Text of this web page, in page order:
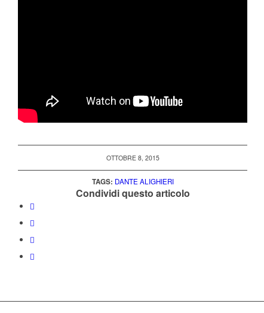
OTTOBRE 8, 2015
TAGS: DANTE ALIGHIERI
Condividi questo articolo